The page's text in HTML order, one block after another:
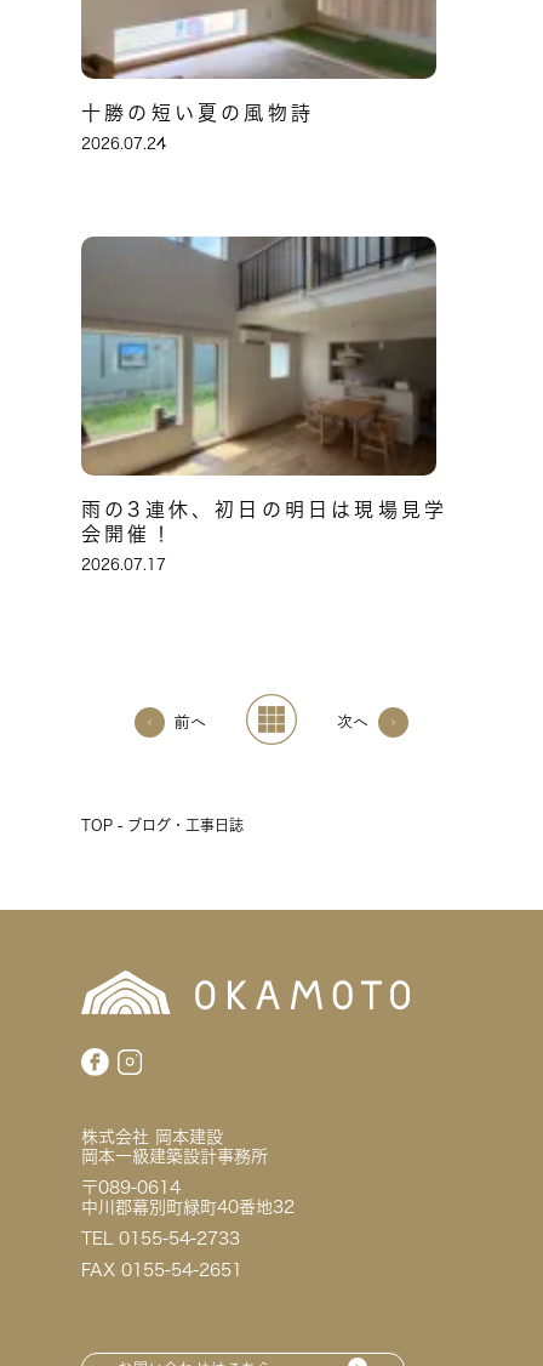
十勝の短い夏の風物詩
2026.07.24
雨の3連休、初日の明日は現場見学
会開催！
2026.07.17
前へ 次へ
TOP - ブログ・工事日誌
株式会社 岡本建設
岡本一級建築設計事務所
〒089-0614
中川郡幕別町緑町40番地32
TEL 0155-54-2733
FAX 0155-54-2651